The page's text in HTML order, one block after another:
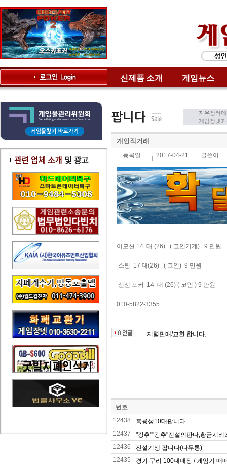
신제품 소개 게임뉴스
자유장터
게임장넷
개인직거래
등록일 2017-04-21 글쓴이
이모션 14 대 (26) ( 코인기계) 9 만원
스팅 17 대(26) ( 코인) 9 만원
신선 포커 14 대 (26) ( 코인 ) 9 만원
010-5822-3355
저렴판매/교환 합니다,
번호
12438
흑룡성10대팝니다
12437
"강추""강추"전설의판다,황금시리
12436
전설기생 팝니다(나무통)
12435
경기 구리 100대매장 / 게임기 매